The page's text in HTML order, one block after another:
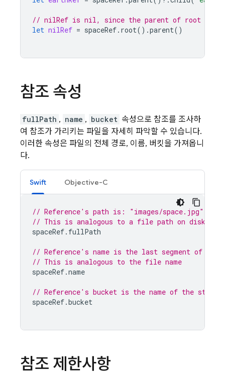
// nilRef is nil, since the parent of root is
let nilRef = spaceRef. root().parent()
참조 속성
fullPath , name , bucket 속성으로 참조를 조사하
여 참조가 가리키는 파일을 자세히 파악할 수 있습니다.
이러한 속성은 파일의 전체 경로, 이름, 버킷을 가져옵니
다.
Swift Objective-C
// Reference's path is: "images/space.jpg"
// This is analogous to a file path on disk
spaceRef. fullPath
// Reference's name is the last segment of
// This is analogous to the file name
spaceRef.name
// Reference's bucket is the name of the
spaceRef.bucket
참조 제한사항